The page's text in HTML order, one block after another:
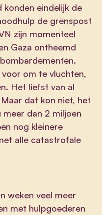
eindelijk de
de grenspost
zijn momenteel
Gaza ontheemd
voor om te vluchten,
Het liefst van al
dat kon niet, het
dan 2 miljoen
nog kleinere
alle catastrofale
weken veel meer
met hulpgoederen